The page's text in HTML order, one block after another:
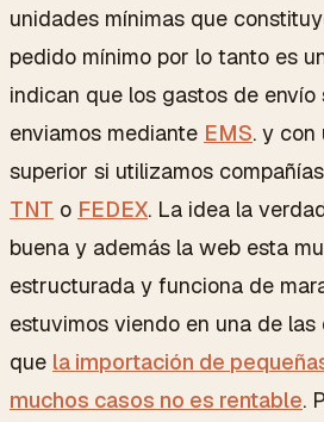
unidades mínimas que
pedido mínimo por lo tanto es
indican que los gastos de
enviamos mediante EMS. y con
superior si utilizamos
TNT o FEDEX. La idea la
buena y además la web esta
estructurada y funciona de
estuvimos viendo en una de
que la importación de
muchos casos no es rentable.